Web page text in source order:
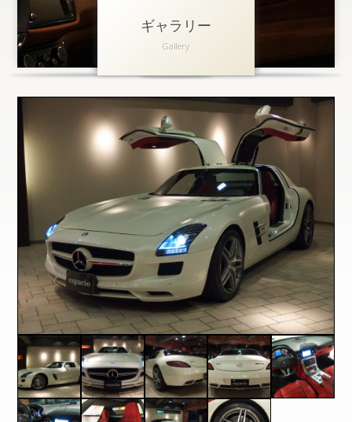
アクセス
会社概要
個人情報保護方針
ギャラリー
Gallery